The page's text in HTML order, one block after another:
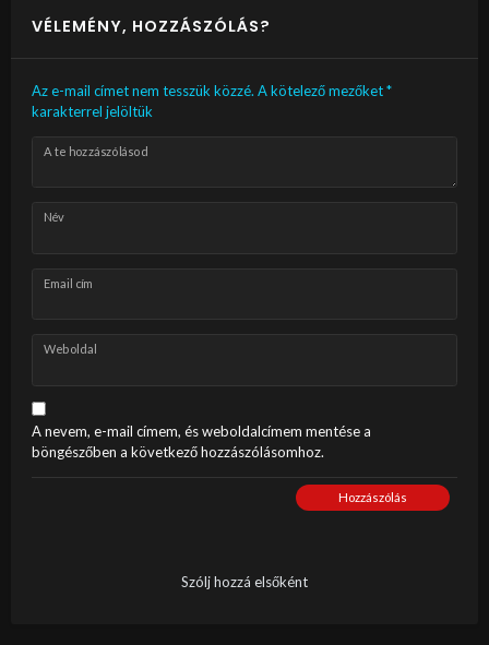
VÉLEMÉNY, HOZZÁSZÓLÁS?
Az e-mail címet nem tesszük közzé. A kötelező mezőket*
karakterrel jelöltük
A te hozzászólásod
Név
Email cím
Weboldal
A nevem, e-mail címem, és weboldalcímem mentése a
böngészőben a következő hozzászólásomhoz.
Hozzászólás
Szólj hozzá elsőként